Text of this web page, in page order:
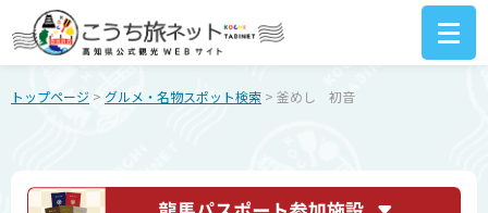
トップページ > グルメ・名物スポット検索 > 釜めし 初音